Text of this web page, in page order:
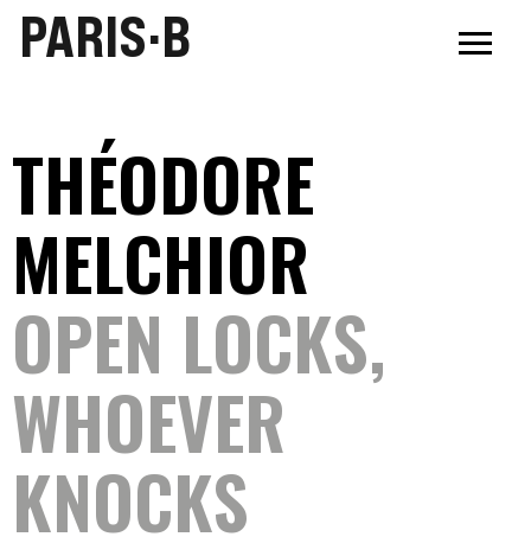
PARIS·B
THÉODORE
MELCHIOR
OPEN LOCKS,
WHOEVER
KNOCKS